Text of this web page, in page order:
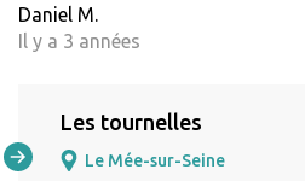
Daniel M.
Il y a 3 années
Les tournelles
Le Mée-sur-Seine